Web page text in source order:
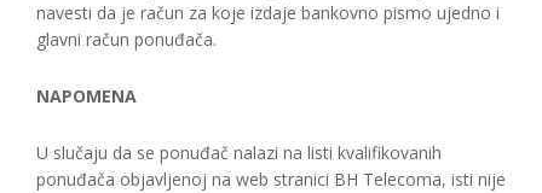
navesti da je račun za koje izdaje bankovno pismo ujedno i
glavni račun ponuđača.
NAPOMENA
U slučaju da se ponuđač nalazi na listi kvalifikovanih
ponuđača objavljenoj na web stranici BH Telecoma, isti nije